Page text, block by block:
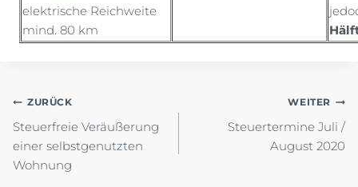
elektrische Reichweite
mind. 80 km
Beitragsnavigation
ZURÜCK
Steuerfreie Veräußerung
einer selbstgenutzten
Wohnung
WEITER
Steuertermine Juli /
August 2020